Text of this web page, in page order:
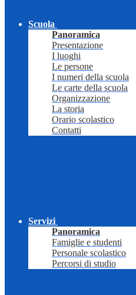
Scuola
Panoramica
Presentazione
I luoghi
Le persone
I numeri della scuola
Le carte della scuola
Organizzazione
La storia
Orario scolastico
Contatti
Servizi
Panoramica
Famiglie e studenti
Personale scolastico
Percorsi di studio